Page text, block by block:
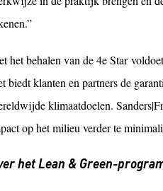
het behalen van de 4e Star
biedt klanten en partners de
klimaatdoelen.
op het milieu verder te
het Lean & Green-